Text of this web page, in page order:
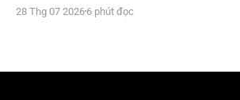
28 Thg 07 2026 6 phút đọc